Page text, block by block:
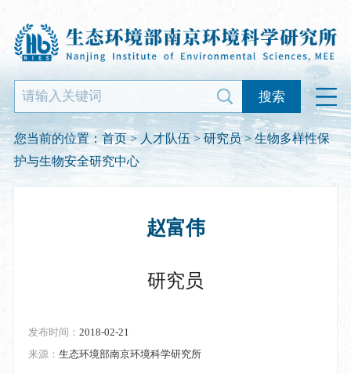
搜索
您当前的位置： 首页> 人才队伍>研究员> 生物多样性保
护与生物安全研究中心
赵富伟
研究员
发布时间： 2018-02-21
来源： 生态环境部南京环境科学研究所